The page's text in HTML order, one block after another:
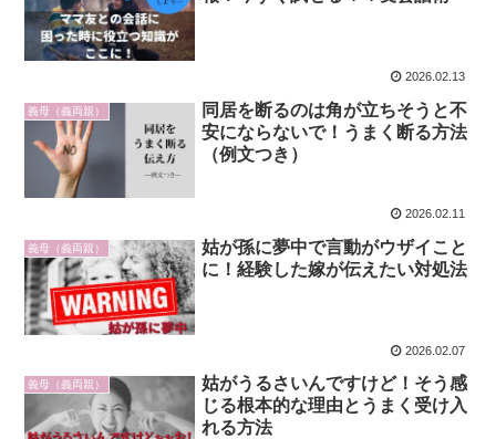
2026.02.13
義母（義両親）
同居を断るのは角が立ちそうと不
安にならないで！うまく断る方法
（例文つき）
2026.02.11
義母（義両親）
姑が孫に夢中で言動がウザイこと
に！経験した嫁が伝えたい対処法
2026.02.07
義母（義両親）
姑がうるさいんですけど！そう感
じる根本的な理由とうまく受け入
れる方法